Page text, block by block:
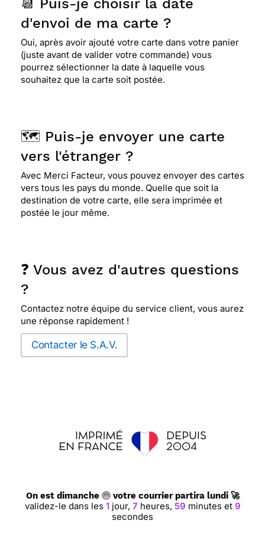
📆 Puis-je choisir la date
d'envoi de ma carte ?
Oui, après avoir ajouté votre carte dans votre panier
(juste avant de valider votre commande) vous
pourrez sélectionner la date à laquelle vous
souhaitez que la carte soit postée.
🗺️ Puis-je envoyer une carte
vers l'étranger ?
Avec Merci Facteur, vous pouvez envoyer des cartes
vers tous les pays du monde. Quelle que soit la
destination de votre carte, elle sera imprimée et
postée le jour même.
❓ Vous avez d'autres questions
?
Contactez notre équipe du service client, vous aurez
une réponse rapidement !
Contacter le S.A.V.
On est dimanche votre courrier partira lundi 🚀
validez-le dans les 1jour, 7 heures, 59 minutes et 9
secondes